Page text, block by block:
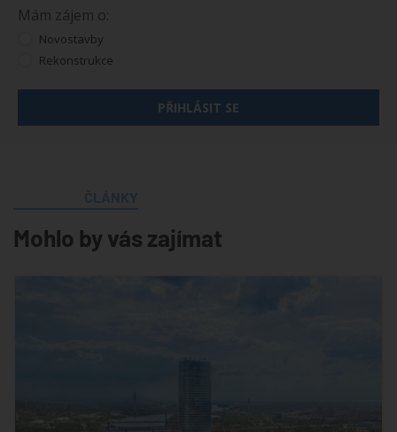
Mám zájem o:
Novostavby
Rekonstrukce
PŘIHLÁSIT SE
Mohlo by vás zajímat